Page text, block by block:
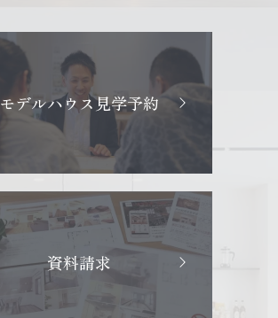
モデルハウス見学予約
資料請求